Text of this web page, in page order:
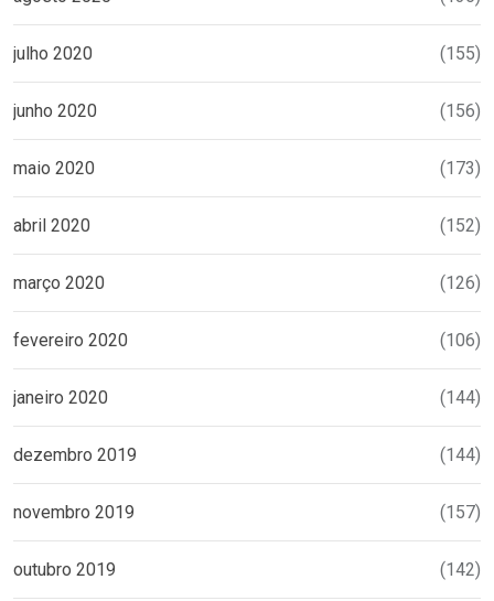
julho 2020 (155)
junho 2020 (156)
maio 2020 (173)
abril 2020 (152)
março 2020 (126)
fevereiro 2020 (106)
janeiro 2020 (144)
dezembro 2019 (144)
novembro 2019 (157)
outubro 2019 (142)